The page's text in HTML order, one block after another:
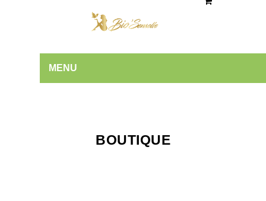
MENU
BOUTIQUE